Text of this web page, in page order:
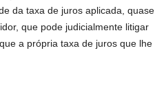
da taxa de juros aplicada, quase
que pode judicialmente litigar
a própria taxa de juros que lhe